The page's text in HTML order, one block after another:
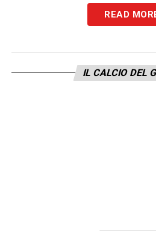
Silva, che sarà
READ
IL CALCIO DEL